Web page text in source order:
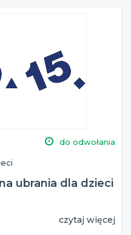
do odwołania
ubrania dla dzieci
czytaj więcej